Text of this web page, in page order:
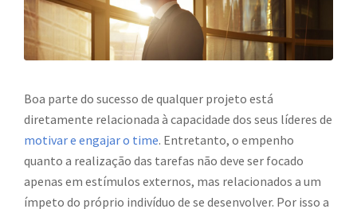
Boa parte do sucesso de qualquer projeto está
diretamente relacionada à capacidade dos seus líderes de
motivar e engajar o time. Entretanto, o empenho
quanto a realização das tarefas não deve ser focado
apenas em estímulos externos, mas relacionados a um
ímpeto do próprio indivíduo de se desenvolver. Por isso a